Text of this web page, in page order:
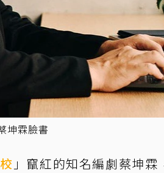
坤霖臉書
」竄紅的知名編劇蔡坤